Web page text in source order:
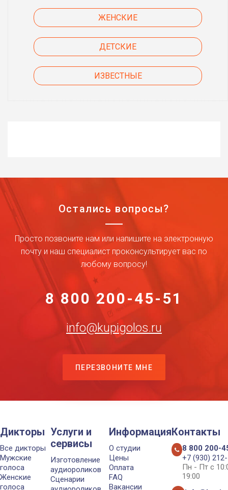
ЖЕНСКИЕ
ДЕТСКИЕ
ИЗВЕСТНЫЕ
Остались вопросы?
Просто позвоните нам или напишите на электронную
почту и наш специалист проконсультирует вас по
любому вопросу!
8 800 200-45-51
info@kupigolos.ru
ПЕРЕЗВОНИТЕ МНЕ
Дикторы
Все дикторы
Мужские
голоса
Женские
голоса
Услуги и
сервисы
Изготовление
аудиороликов
Сценарии
Информация
О студии
Цены
Оплата
FAQ
Вакансии
Контакты
8 800 200-
+7 (930)
Пн - Пт с
19:00